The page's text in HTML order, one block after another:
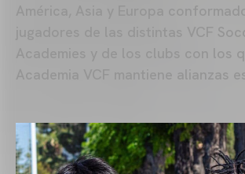
jugadores de las distintas VCF
Academies y de los clubs con los
Academia VCF mantiene alianzas